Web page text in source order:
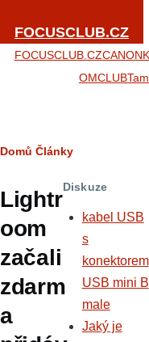
FOCUSCLUB.CZ
FOCUSCLUB.CZ
OMCLUB
Drobečková
navigace
Domů Články
Lightr
oom
začali
zdarm
a
Diskuze
kabel USB
s
konektorem
USB mini B
male
Jaký je